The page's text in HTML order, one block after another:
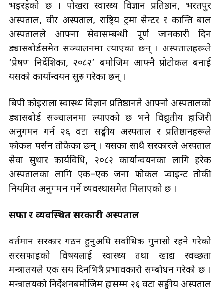
भइरहेको छ । पोखरा स्वास्थ्य विज्ञान प्रतिष्ठान, भरतपुर
अस्पताल, वीर अस्पताल, राष्ट्रिय ट्रमा सेन्टर र कान्ति बाल
अस्पतालले आफ्ना सेवासम्बन्धी पूर्ण जानकारी दिन
ड्यासबोर्डसमेत सञ्चालनमा ल्याएका छन् । अस्पतालहरूले
‘प्रेषण निर्देशिका, २०८२’ बमोजिम आफ्नै प्रोटोकल बनाई
यसको कार्यान्वयन सुरु गरेका छन् ।
बिपी कोइराला स्वास्थ्य विज्ञान प्रतिष्ठानले आफ्नो अस्पतालको
ड्यासबोर्ड सञ्चालनमा ल्याएको छ भने विद्युतीय हाजिरी
अनुगमन गर्न २६ वटा सङ्घीय अस्पताल र प्रतिष्ठानहरूले
फोकल पर्सन तोकेका छन् । यसका साथै सरकारले अस्पताल
सेवा सुधार कार्यविधि, २०८२ कार्यान्वयनका लागि हरेक
अस्पतालका लागि एक–एक जना फोकल प्वाइन्ट तोकी
नियमित अनुगमन गर्ने व्यवस्थासमेत मिलाएको छ ।
सफा र व्यवस्थित सरकारी अस्पताल
वर्तमान सरकार गठन हुनुअघि सर्वाधिक गुनासो रहने गरेको
सरसफाइको विषयलाई स्वास्थ्य तथा खाद्य स्वच्छता
मन्त्रालयले एक सय दिनभित्रै प्रभावकारी सम्बोधन गरेको छ ।
मन्त्रालयको निर्देशनबमोजिम हासम्म २६ वटा सङ्घीय अस्पताल